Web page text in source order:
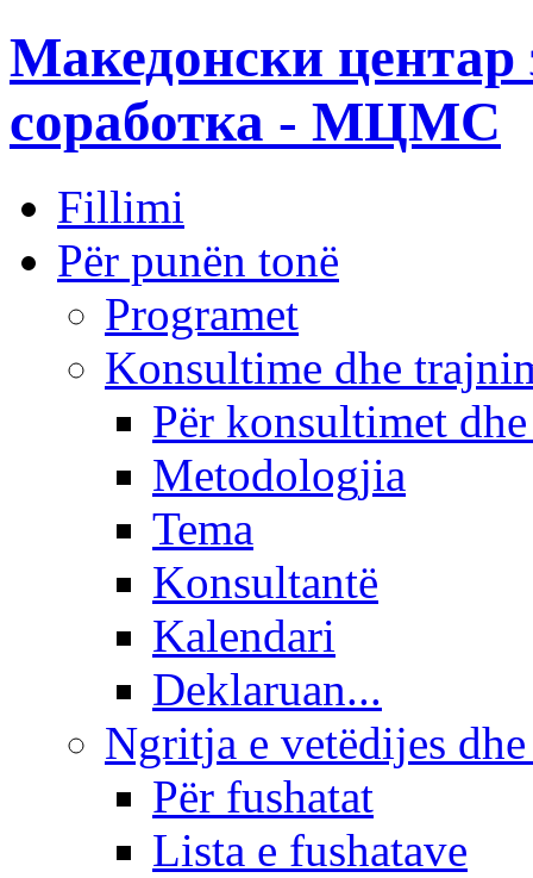
Македонски центар
соработка - МЦМС
Fillimi
Për punën tonë
Programet
Konsultime dhe
Për konsultimet
Metodologjia
Tema
Konsultantë
Kalendari
Deklaruan...
Ngritja e vetëdijes
Për fushatat
Lista e fushatave